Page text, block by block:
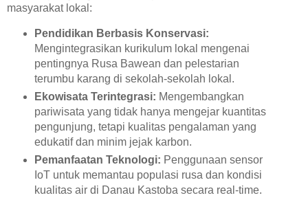
masyarakat lokal:
Pendidikan Berbasis Konservasi:
Mengintegrasikan kurikulum lokal mengenai
pentingnya Rusa Bawean dan pelestarian
terumbu karang di sekolah-sekolah lokal.
Ekowisata Terintegrasi: Mengembangkan
pariwisata yang tidak hanya mengejar kuantitas
pengunjung, tetapi kualitas pengalaman yang
edukatif dan minim jejak karbon.
Pemanfaatan Teknologi: Penggunaan sensor
IoT untuk memantau populasi rusa dan kondisi
kualitas air di Danau Kastoba secara real-time.